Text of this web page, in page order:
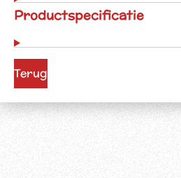
Productspecificatie
Terug